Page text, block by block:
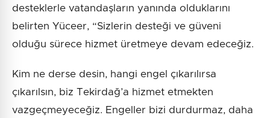
desteklerle vatandaşların yanında olduklarını
belirten Yüceer, “Sizlerin desteği ve güveni
olduğu sürece hizmet üretmeye devam edeceğiz.
Kim ne derse desin, hangi engel çıkarılırsa
çıkarılsın, biz Tekirdağ’a hizmet etmekten
vazgeçmeyeceğiz. Engeller bizi durdurmaz, daha